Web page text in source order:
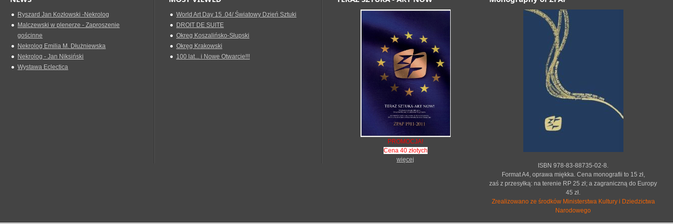
Ryszard Jan Kozłowski -Nekrolog
Malczewski w plenerze - Zaproszenie
gościnne
Nekrolog Emilia M. Dłużniewska
Nekrolog - Jan Niksiński
Wystawa Eclectica
World Art Day 15 .04/ Światowy Dzień Sztuki
DROIT DE SUITE
Okreg Koszalińsko-Słupski
Okręg Krakowski
100 lat... i Nowe Otwarcie!!!
PROMOCJA!
Cena 40 złotych
więcej
ISBN 978-83-88735-02-8.
Format A4, oprawa miękka. Cena monografii to 15 zł,
zaś z przesyłką: na terenie RP 25 zł; a zagraniczną do Europy
45 zł.
Zrealizowano ze środków Ministerstwa Kultury i Dziedzictwa
Narodowego